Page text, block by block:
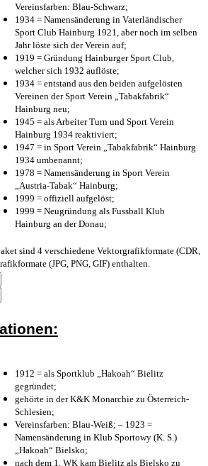
Vereinsfarben: Blau-Schwarz;
1934 = Namensänderung in Vaterländischer
Sport Club Hainburg 1921, aber noch im selben
Jahr löste sich der Verein auf;
1919 = Gründung Hainburger Sport Club,
welcher sich 1932 auflöste;
1934 = entstand aus den beiden aufgelösten
Vereinen der Sport Verein „Tabakfabrik“
Hainburg neu;
1945 = als Arbeiter Turn und Sport Verein
Hainburg 1934 reaktiviert;
1947 = in Sport Verein „Tabakfabrik“ Hainburg
1934 umbenannt;
1978 = Namensänderung in Sport Verein
„Austria-Tabak“ Hainburg;
1999 = offiziell aufgelöst;
1999 = Neugründung als Fussball Klub
Hainburg an der Donau;
sind 4 verschiedene Vektorgrafikformate (CDR,
(JPG, PNG, GIF) enthalten.
1912 = als Sportklub „Hakoah“ Bielitz
gegründet;
gehörte in der K&K Monarchie zu Österreich-
Schlesien;
Vereinsfarben: Blau-Weiß; – 1923 =
Namensänderung in Klub Sportowy (K. S.)
„Hakoah“ Bielsko;
nach dem 1. WK kam Bielitz als Bielsko zu